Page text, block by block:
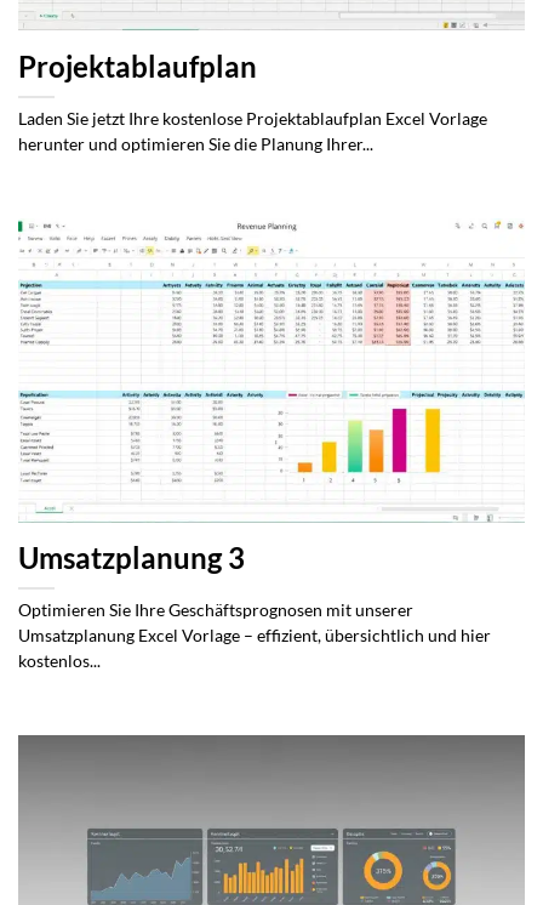
Projektablaufplan
Laden Sie jetzt Ihre kostenlose Projektablaufplan Excel Vorlage
herunter und optimieren Sie die Planung Ihrer...
Umsatzplanung 3
Optimieren Sie Ihre Geschäftsprognosen mit unserer
Umsatzplanung Excel Vorlage – effizient, übersichtlich und hier
kostenlos...